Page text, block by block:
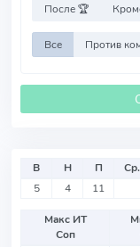
После 🏆
Все
В Н П
5
4 11
Макс ИТ
Соп